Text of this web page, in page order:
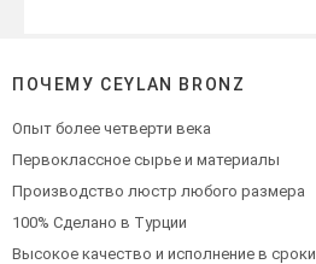
ПОЧЕМУ CEYLAN BRONZ
Опыт более четверти века
Первоклассное сырье и материалы
Производство люстр любого размера
100% Сделано в Турции
Высокое качество и исполнение в сроки